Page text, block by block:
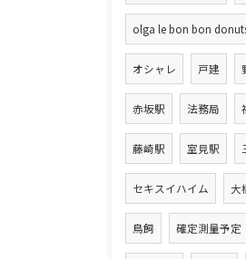
olga le bon bon
オシャレ 戸建
赤坂駅 法務局
藤崎駅 室見駅
セキスイハイム 大
鳥飼 確定測量予定